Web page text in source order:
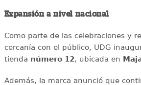
Expansión a nivel nacional
Como parte de las celebraciones y
cercanía con el público, UDG
tienda número 12, ubicada en
Además, la marca anunció que